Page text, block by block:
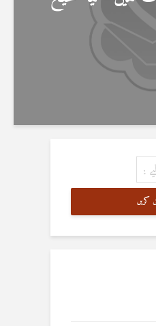
کریں